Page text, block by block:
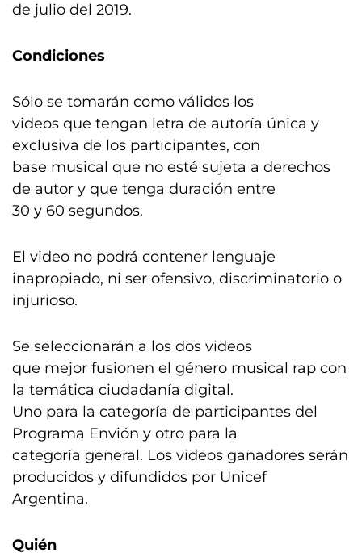
de julio del 2019.
Condiciones
Sólo se tomarán como válidos los
videos que tengan letra de autoría única y
exclusiva de los participantes, con
base musical que no esté sujeta a derechos
de autor y que tenga duración entre
30 y 60 segundos.
El video no podrá contener lenguaje
inapropiado, ni ser ofensivo, discriminatorio o
injurioso.
Se seleccionarán a los dos videos
que mejor fusionen el género musical rap con
la temática ciudadanía digital.
Uno para la categoría de participantes del
Programa Envión y otro para la
categoría general. Los videos ganadores serán
producidos y difundidos por Unicef
Argentina.
Quién